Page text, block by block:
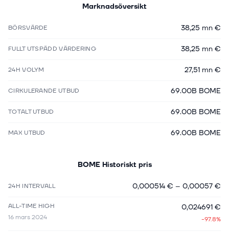
Marknadsöversikt
BÖRSVÄRDE 38,25 mn €
FULLT UTSPÄDD VÄRDERING 38,25 mn €
24H VOLYM 27,51 mn €
CIRKULERANDE UTBUD 69.00B BOME
TOTALT UTBUD 69.00B BOME
MAX UTBUD 69.00B BOME
BOME Historiskt pris
24H INTERVALL 0,000514 € – 0,00057 €
ALL-TIME HIGH
16 mars 2024
0,024691 €
-97.8%